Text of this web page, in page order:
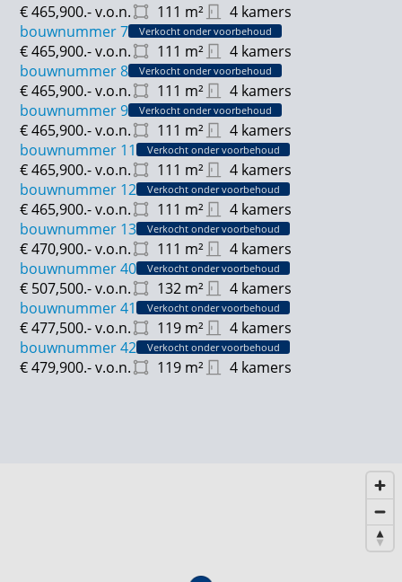
111 m² 4 kamers
€ 465,900.-v.o.n.
bouwnummer 7
Verkocht onder voorbehoud
111 m² 4 kamers
€ 465,900.-v.o.n.
bouwnummer 8
Verkocht onder voorbehoud
111 m² 4 kamers
€ 465,900.-v.o.n.
bouwnummer 9
Verkocht onder voorbehoud
111 m² 4 kamers
€ 465,900.-v.o.n.
bouwnummer 11
Verkocht onder voorbehoud
111 m² 4 kamers
€ 465,900.-v.o.n.
bouwnummer 12
Verkocht onder voorbehoud
111 m² 4 kamers
€ 465,900.-v.o.n.
bouwnummer 13
Verkocht onder voorbehoud
111 m² 4 kamers
€ 470,900.-v.o.n.
bouwnummer 40
Verkocht onder voorbehoud
132 m² 4 kamers
€ 507,500.-v.o.n.
bouwnummer 41
Verkocht onder voorbehoud
119 m² 4 kamers
€ 477,500.-v.o.n.
bouwnummer 42
Verkocht onder voorbehoud
119 m² 4 kamers
€ 479,900.-v.o.n.